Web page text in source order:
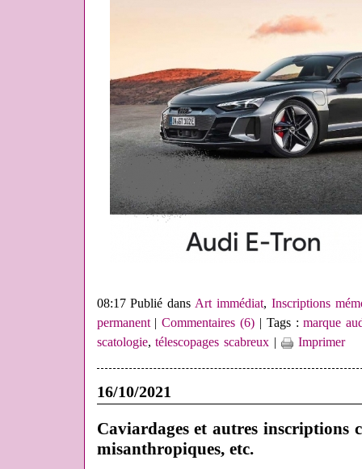
08:17 Publié dansArt immédiat, Inscriptions
permanent|Commentaires (6) | Tags :marque
scatologie,télescopages scabreux | Imprimer
16/10/2021
Caviardages et autres inscriptions
misanthropiques, etc.